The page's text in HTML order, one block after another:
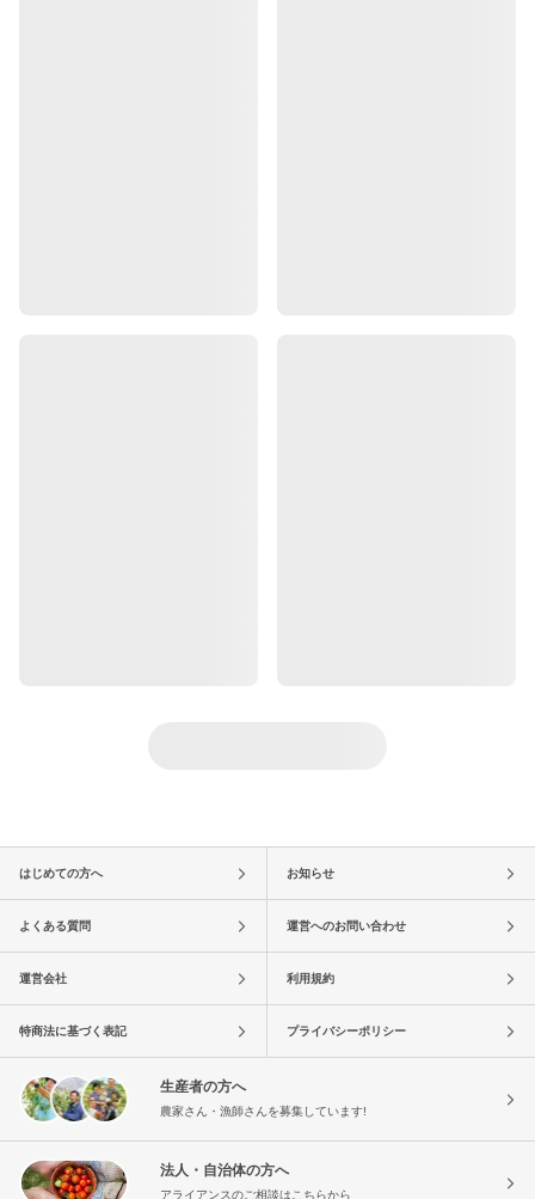
はじめての方へ お知らせ
よくある質問 運営へのお問い合わせ
運営会社 利用規約
特商法に基づく表記 プライバシーポリシー
生産者の方へ
農家さん・漁師さんを募集しています!
法人・自治体の方へ
アライアンスのご相談はこちらから